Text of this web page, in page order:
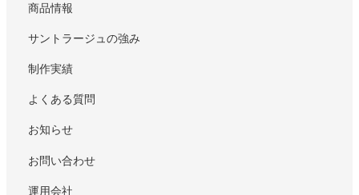
商品情報
サントラージュの強み
制作実績
よくある質問
お知らせ
お問い合わせ
運用会社